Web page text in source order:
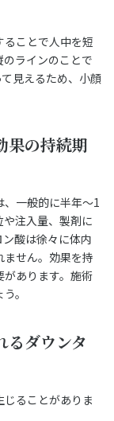
ことで人中を短
ラインのことで
見えるため、小顔
果の持続期
一般的に半年～1
注入量、製剤に
酸は徐々に体内
ません。効果を持
あります。施術
。
るダウンタ
ることがありま